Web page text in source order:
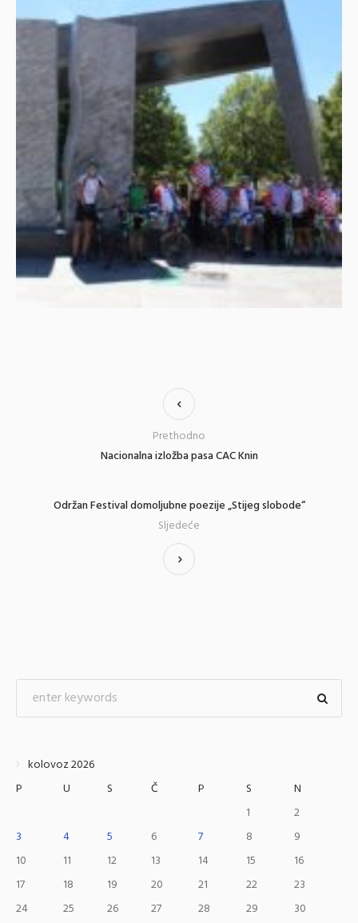
Nacionalna izložba pasa CAC Knin
Prethodno
Održan Festival domoljubne poezije „Stijeg slobode“
Sljedeće
kolovoz 2026
P
U S Č P S
N
1
2
3
4 5 6 7 8
9
10
11 12 13 14 15
16
17
18 19 20 21 22
23
24
25 26 27 28 29
30